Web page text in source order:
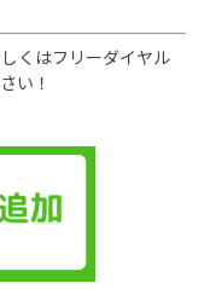
くはフリーダイヤル
い！